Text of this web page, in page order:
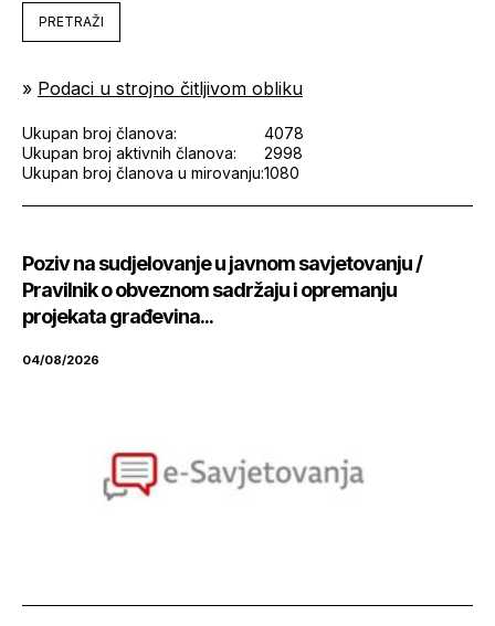
PRETRAŽI
» Podaci u strojno čitljivom obliku
Ukupan broj članova:
4078
Ukupan broj aktivnih članova:
2998
Ukupan broj članova u mirovanju:1080
Poziv na sudjelovanje u javnom savjetovanju /
Pravilnik o obveznom sadržaju i opremanju
projekata građevina...
04/08/2026